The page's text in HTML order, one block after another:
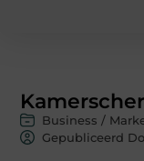
Business /
Gepubliceerd